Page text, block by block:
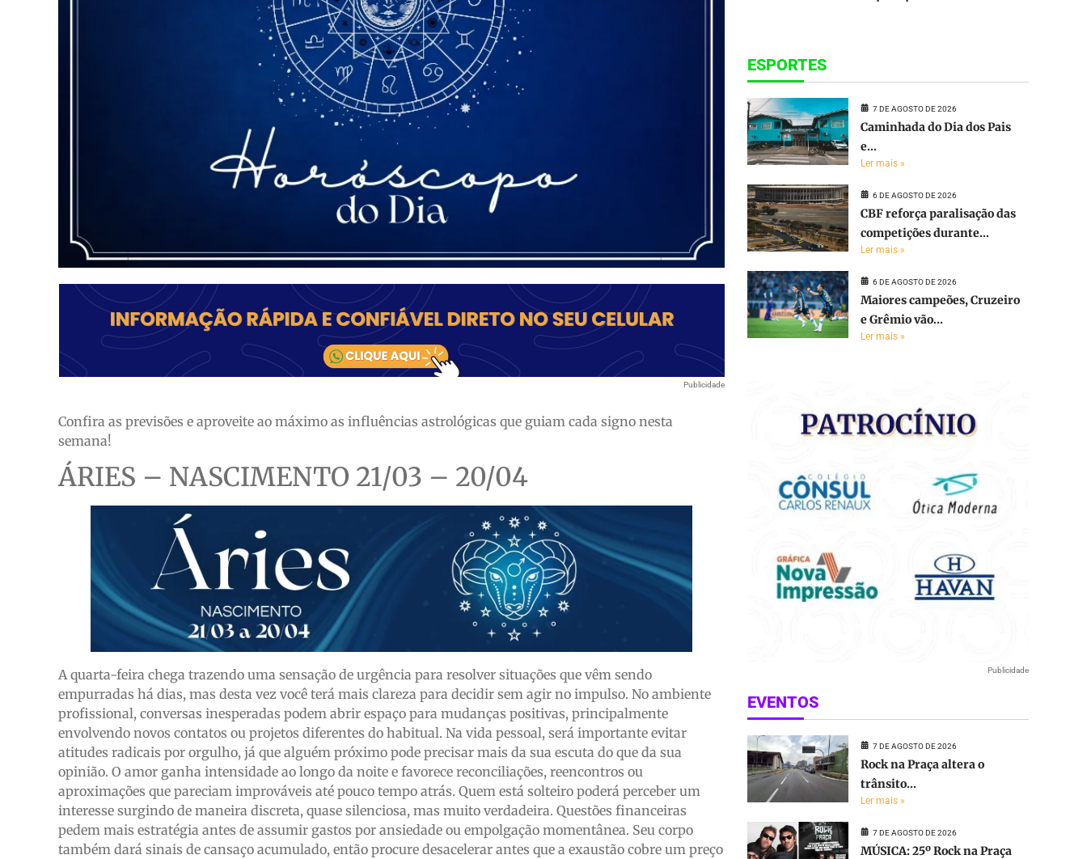
Publicidade
Confira as previsões e aproveite ao máximo as influências astrológicas que guiam cada signo nesta
semana!
ÁRIES – NASCIMENTO 21/03 – 20/04
A quarta-feira chega trazendo uma sensação de urgência para resolver situações que vêm sendo
empurradas há dias, mas desta vez você terá mais clareza para decidir sem agir no impulso. No ambiente
profissional, conversas inesperadas podem abrir espaço para mudanças positivas, principalmente
envolvendo novos contatos ou projetos diferentes do habitual. Na vida pessoal, será importante evitar
atitudes radicais por orgulho, já que alguém próximo pode precisar mais da sua escuta do que da sua
opinião. O amor ganha intensidade ao longo da noite e favorece reconciliações, reencontros ou
aproximações que pareciam improváveis até pouco tempo atrás. Quem está solteiro poderá perceber um
interesse surgindo de maneira discreta, quase silenciosa, mas muito verdadeira. Questões financeiras
pedem mais estratégia antes de assumir gastos por ansiedade ou empolgação momentânea. Seu corpo
também dará sinais de cansaço acumulado, então procure desacelerar antes que a exaustão cobre um preço
ESPORTES
7 DE AGOSTO DE 2026
Caminhada do Dia dos Pais
e...
Ler mais »
6 DE AGOSTO DE 2026
CBF reforça paralisação das
competições durante...
Ler mais »
6 DE AGOSTO DE 2026
Maiores campeões, Cruzeiro
e Grêmio vão...
Ler mais »
Publicidade
EVENTOS
7 DE AGOSTO DE 2026
Rock na Praça altera o
trânsito...
Ler mais »
7 DE AGOSTO DE 2026
MÚSICA: 25º Rock na Praça